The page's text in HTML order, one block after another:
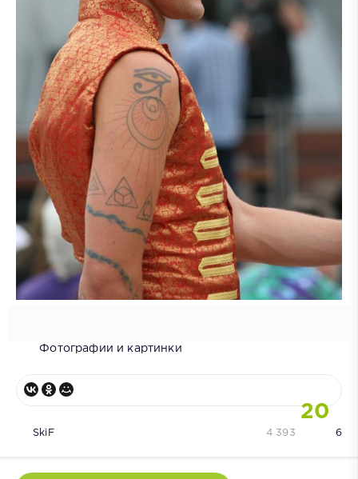
Фотографии и картинки
20
SkiF 6
4 393